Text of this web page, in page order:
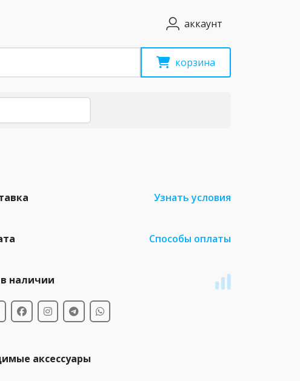
аккаунт
корзина
Узнать условия
Способы оплаты
наличии
аксессуары